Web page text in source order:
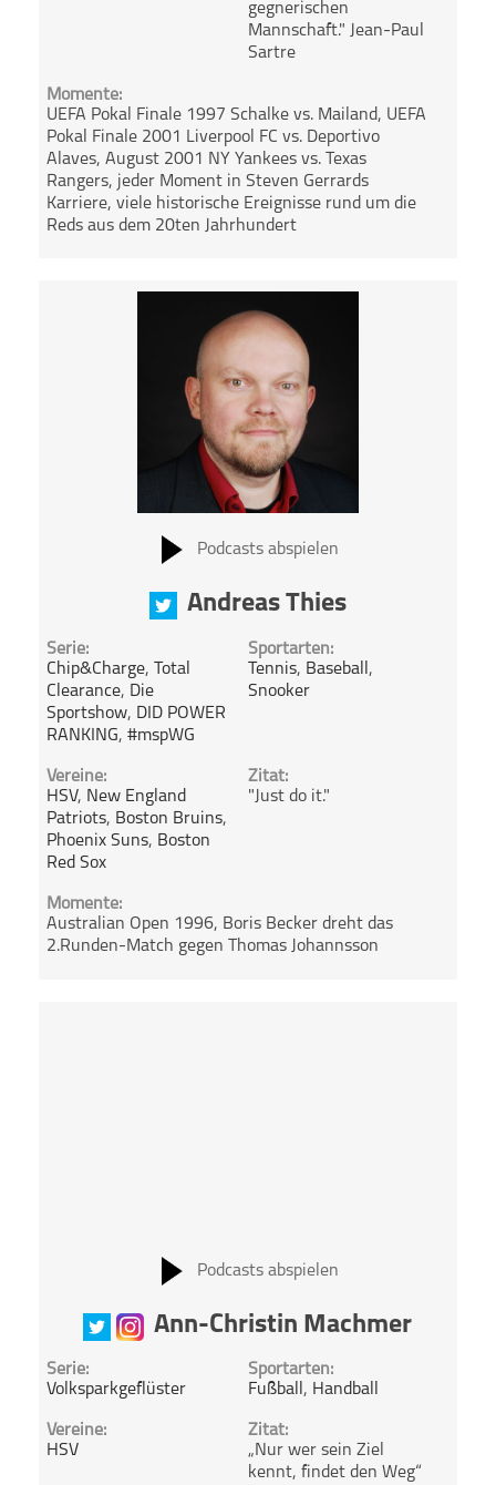
gegnerischen
Mannschaft." Jean-Paul
Sartre
Momente:
UEFA Pokal Finale 1997 Schalke vs. Mailand, UEFA
Pokal Finale 2001 Liverpool FC vs. Deportivo
Alaves, August 2001 NY Yankees vs. Texas
Rangers, jeder Moment in Steven Gerrards
Karriere, viele historische Ereignisse rund um die
Reds aus dem 20ten Jahrhundert
Podcasts abspielen
Andreas Thies
Serie:
Chip&Charge,
Total
Clearance, Die
Sportshow, DID POWER
RANKING,#mspWG
Sportarten:
Tennis, Baseball ,
Snooker
Vereine:
HSV, New England
Patriots, Boston Bruins,
Phoenix Suns, Boston
Red Sox
Zitat:
"Just do it."
Momente:
Australian Open 1996, Boris Becker dreht das
2.Runden-Match gegen Thomas Johannsson
Podcasts abspielen
Ann-Christin Machmer
Serie:
Volksparkgeflüster
Sportarten:
Fußball, Handball
Vereine:
HSV
Zitat:
„Nur wer sein Ziel
kennt, findet den Weg“